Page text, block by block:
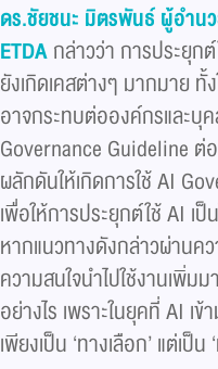
ดร.ชัยชนะ มิตรพันธ์ ผู้อำ
ETDAกล่าวว่า การประยุก
ยังเกิดเคสต่างๆ มากมาย ทั้
อาจกระทบต่อองค์กรและบุ
Governance Guideline
ผลักดันให้เกิดการใช้ AI
เพื่อให้การประยุกต์ใช้ AI เ
หากแนวทางดังกล่าวผ่านค
ความสนใจนำไปใช้งานเพิ่ม
อย่างไร เพราะในยุคที่ AI
เพียงเป็น ‘ทางเลือก’ แต่เป็